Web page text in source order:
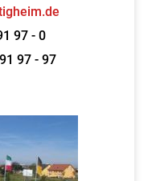
97 - 0
97 - 97